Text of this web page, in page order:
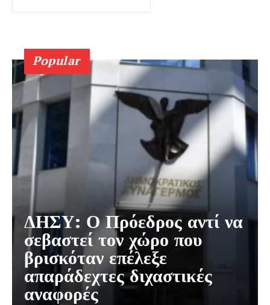
Popular
ΔΗΣΥ: Ο Πρόεδρος αντί να
σεβαστεί τον χώρο που
βρισκόταν επέλεξε
απαράδεχτες διχαστικές
αναφορές